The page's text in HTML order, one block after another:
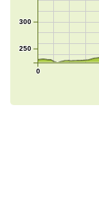
0
250
300